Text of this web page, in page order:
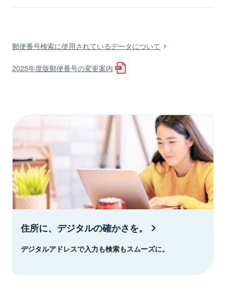
郵便番号検索に使用されているデータについて
2025年度版郵便番号の変更案内
住所に、デジタルの確かさを。
デジタルアドレスで入力も検索もスムーズに。